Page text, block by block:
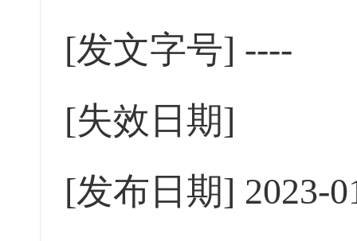
[发文字号] ----
[失效日期]
[发布日期] 2023-